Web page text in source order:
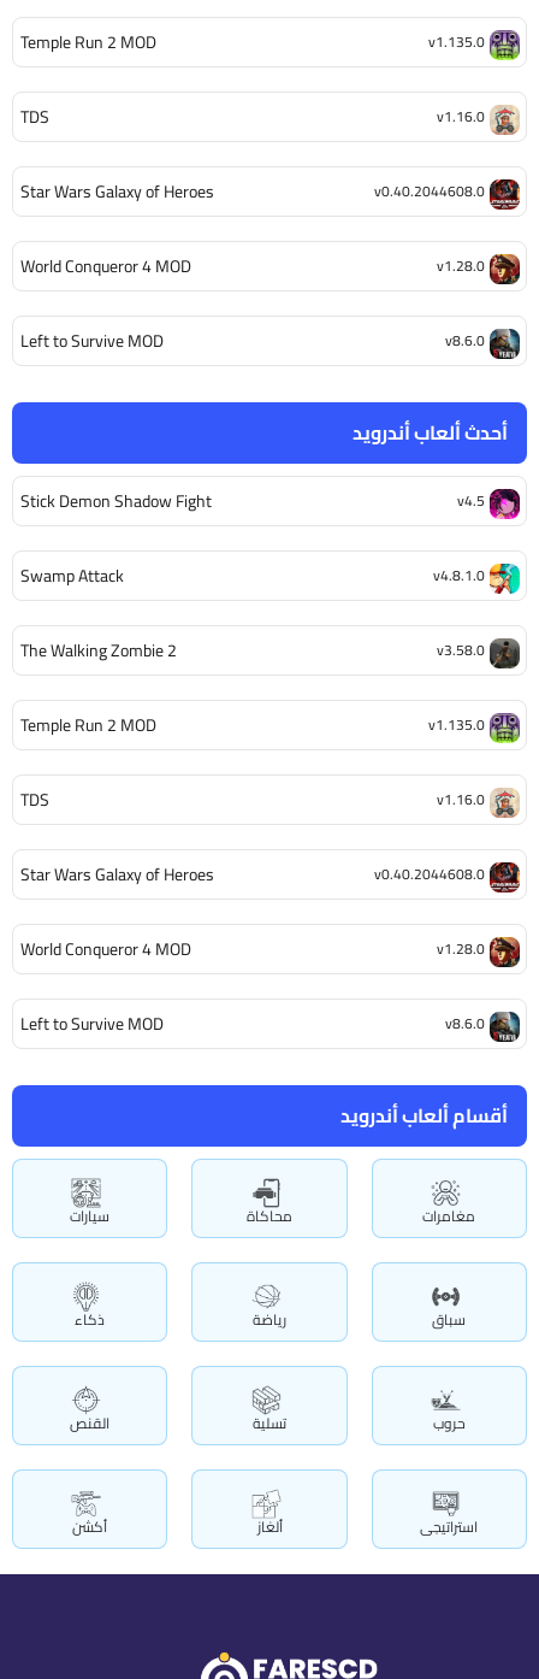
أقسام ألعاب أندرويد
مغامرات محاكاة سيارات
سباق رياضة ذكاء
حروب تسلية القنص
استراتيجى ألغاز أكشن
أحدث ألعاب أندرويد
Stick Demon Shadow Fight v4.5
Swamp Attack v4.8.1.0
The Walking Zombie 2 v3.58.0
Temple Run 2 MOD v1.135.0
TDS v1.16.0
Star Wars Galaxy of Heroes v0.40.2044608.0
World Conqueror 4 MOD v1.28.0
Left to Survive MOD v8.6.0
Temple Run 2 MOD v1.135.0
TDS v1.16.0
Star Wars Galaxy of Heroes v0.40.2044608.0
World Conqueror 4 MOD v1.28.0
Left to Survive MOD v8.6.0